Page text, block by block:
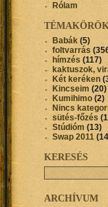
Rólam
Babák (5)
foltvarrás
hímzés (117)
kaktuszok,
Két keréken
Kincseim (20)
Kumihimo (2)
Nincs
sütés-főzés
Stúdióm (13)
Swap 2011
KERESÉS
ARCHÍVUM